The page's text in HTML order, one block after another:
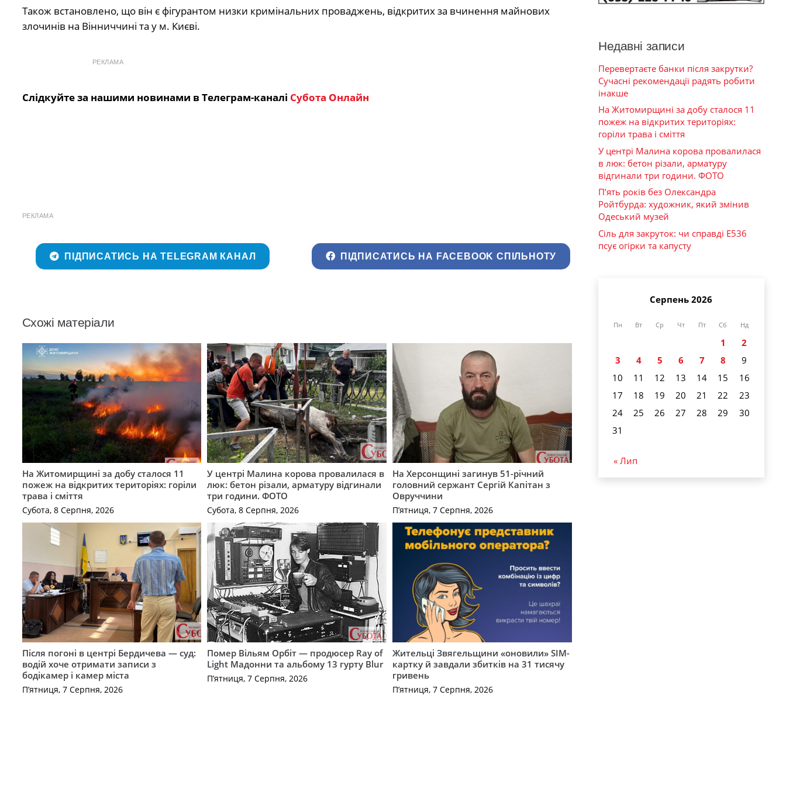
Також встановлено, що він є фігурантом низки кримінальних проваджень, відкритих за вчинення майнових
злочинів на Вінниччині та у м. Києві.
РЕКЛАМА
Слідкуйте за нашими новинами в Телеграм-каналі Субота Онлайн
РЕКЛАМА
ПІДПИСАТИСЬ НА TELEGRAM КАНАЛ ПІДПИСАТИСЬ НА FACEBOOK СПІЛЬНОТУ
Схожі матеріали
На Житомирщині за добу сталося 11
пожеж на відкритих територіях: горіли
трава і сміття
Субота, 8 Серпня, 2026
У центрі Малина корова провалилася в
люк: бетон різали, арматуру відгинали
три години. ФОТО
Субота, 8 Серпня, 2026
На Херсонщині загинув 51-річний
головний сержант Сергій Капітан з
Овруччини
П’ятниця, 7 Серпня, 2026
Після погоні в центрі Бердичева — суд:
водій хоче отримати записи з
бодікамер і камер міста
П’ятниця, 7 Серпня, 2026
Помер Вільям Орбіт — продюсер Ray of
Light Мадонни та альбому 13 гурту Blur
П’ятниця, 7 Серпня, 2026
Жительці Звягельщини «оновили» SIM-
картку й завдали збитків на 31 тисячу
гривень
П’ятниця, 7 Серпня, 2026
Недавні записи
Перевертаєте банки після закрутки?
Сучасні рекомендації радять робити
інакше
На Житомирщині за добу сталося 11
пожеж на відкритих територіях:
горіли трава і сміття
У центрі Малина корова провалилася
в люк: бетон різали, арматуру
відгинали три години. ФОТО
П’ять років без Олександра
Ройтбурда: художник, який змінив
Одеський музей
Сіль для закруток: чи справді Е536
псує огірки та капусту
Серпень 2026
Пн Вт Ср Чт Пт Сб Нд
1
2
3
4 5 6 7 8
9
10
11 12 13 14 15
16
17
18 19 20 21 22
23
24
25 26 27 28 29
30
31
« Лип